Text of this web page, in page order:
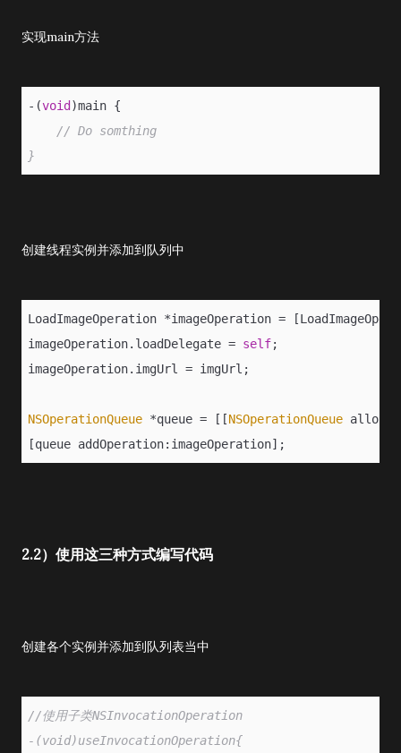
实现main方法
-(void )main {
// Do somthing
}
创建线程实例并添加到队列中
LoadImageOperation *imageOperation =
imageOperation.loadDelegate = self;
imageOperation.imgUrl = imgUrl;
NSOperationQueue *queue = [[NSOperationQueue
[queue addOperation:imageOperation];
2.2）使用这三种方式编写代码
创建各个实例并添加到队列表当中
//使用子类NSInvocationOperation
-(void)useInvocationOperation{